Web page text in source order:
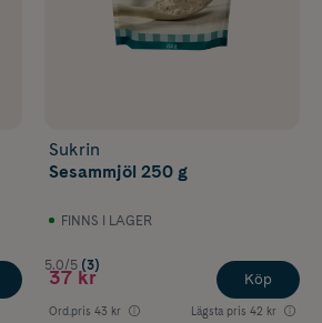
Sukrin
Sesammjöl 250 g
FINNS I LAGER
5.0/5 (3)
37 kr
Ord.pris 43 kr Lägsta pris 42 kr
Köp